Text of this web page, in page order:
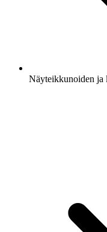
Näyteikkunoiden ja